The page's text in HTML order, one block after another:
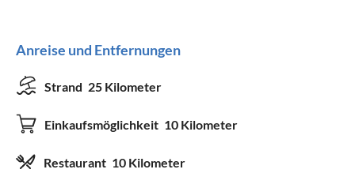
Anreise und Entfernungen
Strand 25 Kilometer
Einkaufsmöglichkeit 10 Kilometer
Restaurant 10 Kilometer